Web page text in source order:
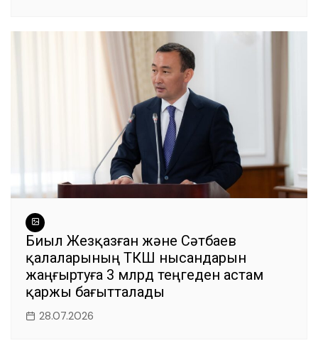
Биыл Жезқазған және Сәтбаев
қалаларының ТКШ нысандарын
жаңғыртуға 3 млрд теңгеден астам
қаржы бағытталады
28.07.2026